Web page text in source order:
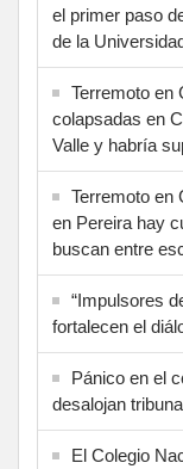
el primer paso
de la
Terremoto en
colapsadas en
Valle y habría
Terremoto en
en Pereira hay
buscan entre
“Impulsores
fortalecen el
Pánico en el
desalojan
El Colegio